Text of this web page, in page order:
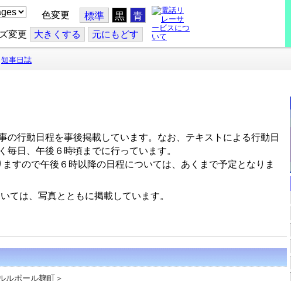
色変更 標準 黒 青
変更 大きくする 元にもどす
知事日誌
行動日程を事後掲載しています。なお、テキストによる行動日
毎日、午後６時頃までに行っています。
すので午後６時以降の日程については、あくまで予定となりま
ては、写真とともに掲載しています。
ルポール麹町＞